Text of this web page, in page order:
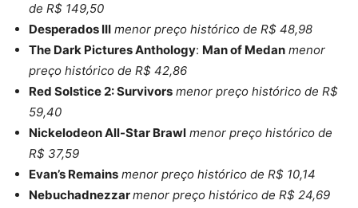
de R$ 149,50
Desperados III menor preço histórico de R$ 48,98
The Dark Pictures Anthology: Man of Medan menor
preço histórico de R$ 42,86
Red Solstice 2: Survivors menor preço histórico de R$
59,40
Nickelodeon All-Star Brawl menor preço histórico de
R$ 37,59
Evan’s Remains menor preço histórico de R$ 10,14
Nebuchadnezzarmenor preço histórico de R$ 24,69